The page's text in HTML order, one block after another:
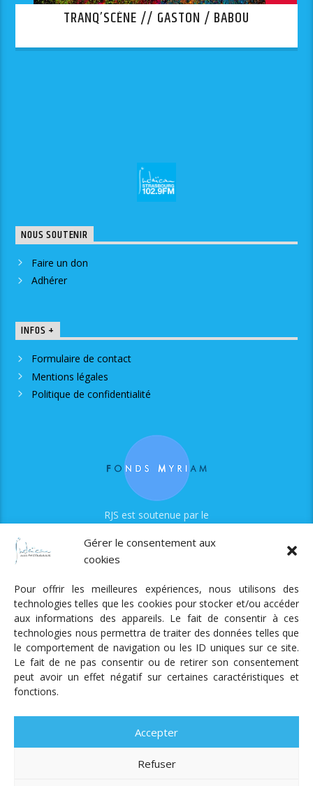
Gérer le consentement aux
cookies
Pour offrir les meilleures expériences, nous utilisons des
technologies telles que les cookies pour stocker et/ou accéder
aux informations des appareils. Le fait de consentir à ces
technologies nous permettra de traiter des données telles que
le comportement de navigation ou les ID uniques sur ce site.
Le fait de ne pas consentir ou de retirer son consentement
peut avoir un effet négatif sur certaines caractéristiques et
fonctions.
Accepter
Refuser
TRANQ’SCÈNE // GASTON / BABOU
NOUS SOUTENIR
Faire un don
Adhérer
INFOS +
Formulaire de contact
Mentions légales
Politique de confidentialité
RJS est soutenue par le
Radio Judaica Strasbourg
Tous droits réservés
RADIO JUDAÏCA
ÉMISSIONS ET GRILLE DES PROGRAMMES
PODCASTS
UN DON
ADHÉRER MENTIONS LÉGALES
RÉAL.